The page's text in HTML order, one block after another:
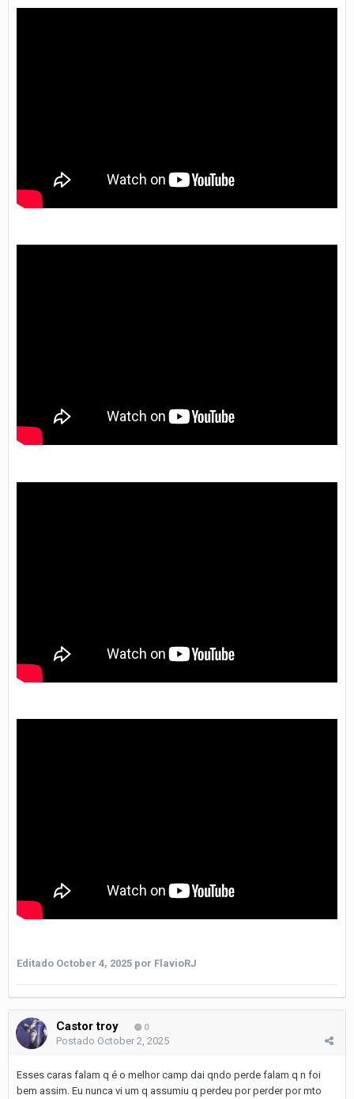
Editado October 4, 2025 por FlavioRJ
Castor troy 0
Postado October 2, 2025
Esses caras falam q é o melhor camp dai qndo perde falam q n foi
bem assim. Eu nunca vi um q assumiu q perdeu por perder por mto